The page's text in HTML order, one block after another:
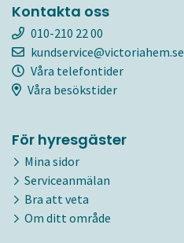
Kontakta oss
010-210 22 00
kundservice@victoriahem.se
Våra telefontider
Våra besökstider
För hyresgäster
Mina sidor
Serviceanmälan
Bra att veta
Om ditt område